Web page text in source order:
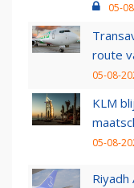
05-
route
05-08-
KLM
05-08-